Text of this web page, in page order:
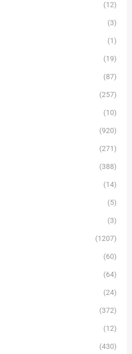
(12)
(3)
(1)
(19)
(87)
(257)
(10)
(920)
(271)
(388)
(14)
(5)
(3)
(1207)
(60)
(64)
(24)
(372)
(12)
(430)